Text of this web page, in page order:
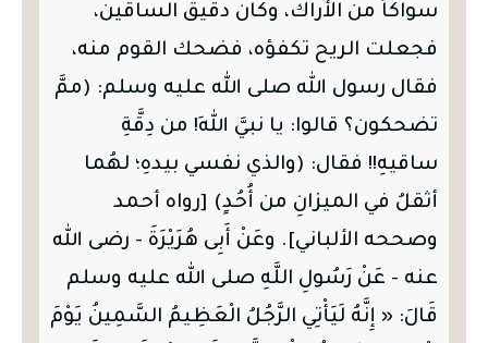
سواكاً من الأراك، وكان دقيق الساقين،
فجعلت الريح تكفؤه، فضحك القوم منه،
فقال رسول الله صلى الله عليه وسلم: (ممَّ
تضحكون؟ قالوا: يا نبيَّ اللهِ! من دِقَّةِ
ساقيهِ!! فقال: (والذي نفسي بيدهِ؛ لهُما
أثقلُ في الميزانِ من أُحُدٍ) [رواه أحمد
وصححه الألباني]. وعَنْ أَبِى هُرَيْرَةَ - رضى الله
عنه - عَنْ رَسُولِ اللَّهِ صلى الله عليه وسلم
قَالَ: « إِنَّهُ لَيَأْتِي الرَّجُلُ الْعَظِيمُ السَّمِينُ يَوْمَ